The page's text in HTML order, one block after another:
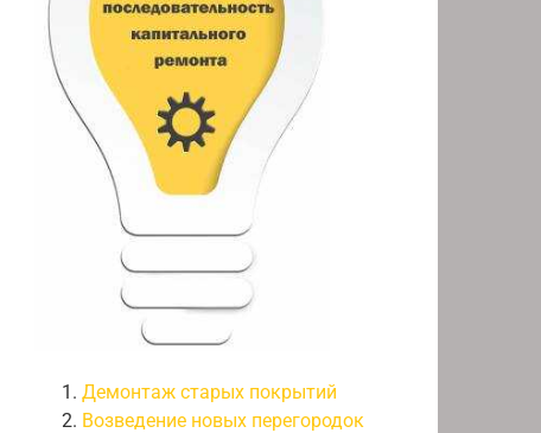
Демонтаж старых покрытий
Возведение новых перегородок